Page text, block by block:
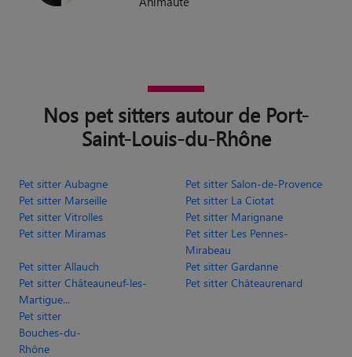
Nos pet sitters autour de Port-
Saint-Louis-du-Rhône
Pet sitter Aubagne
Pet sitter Salon-de-Provence
Pet sitter Marseille
Pet sitter La Ciotat
Pet sitter Vitrolles
Pet sitter Marignane
Pet sitter Miramas
Pet sitter Les Pennes-
Mirabeau
Pet sitter Allauch
Pet sitter Gardanne
Pet sitter Châteauneuf-les-
Martigue...
Pet sitter Châteaurenard
Pet sitter
Bouches-du-
Rhône